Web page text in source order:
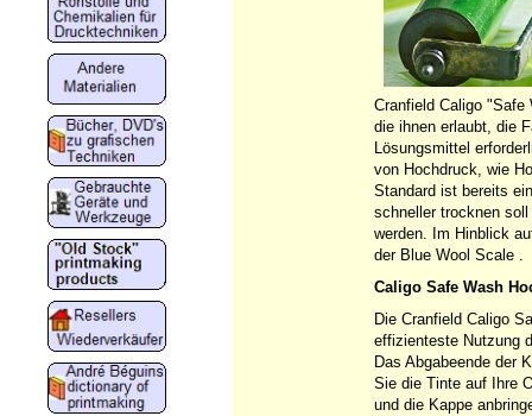
Cranfield Caligo
die ihnen erlaubt, die
Lösungsmittel
von Hochdruck, wie
Standard ist bereits
schneller trocknen
werden. Im Hinblick
der Blue Wool Scale .
Caligo Safe Wash
Die Cranfield Caligo
effizienteste Nutzung
Das Abgabeende der
Sie die Tinte auf Ihre
und die Kappe